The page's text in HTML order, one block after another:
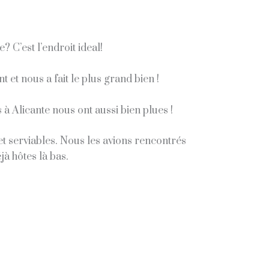
C’est l’endroit ideal!
et nous a fait le plus grand bien !
Alicante nous ont aussi bien plues !
serviables. Nous les avions rencontrés
hôtes là bas.